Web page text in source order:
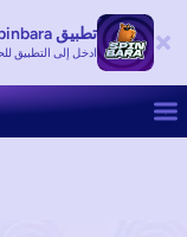
تطبيق Spinbara
ادخل إلى التطبيق